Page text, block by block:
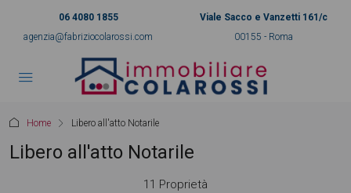
06 4080 1855
agenzia@fabriziocolarossi.com
Viale Sacco e Vanzetti 161/c
00155 - Roma
Home Libero all'atto Notarile
Libero all'atto Notarile
11 Proprietà